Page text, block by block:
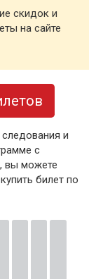
скидок и
на сайте
и
с
вы можете
билет по